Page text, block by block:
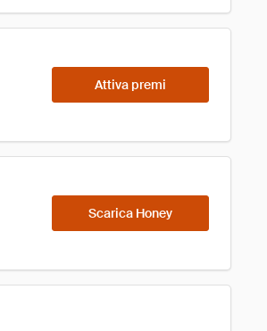
Attiva premi
Scarica Honey